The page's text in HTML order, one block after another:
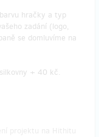
hračky a typ
zadání (logo,
se domluvíme na
+ 40 kč.